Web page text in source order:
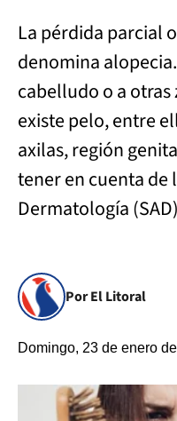
La pérdida parcial
denomina
cabelludo o a otras
existe pelo, entre
axilas, región
tener en cuenta de
Dermatología
Por El Litoral
Domingo, 23 de enero